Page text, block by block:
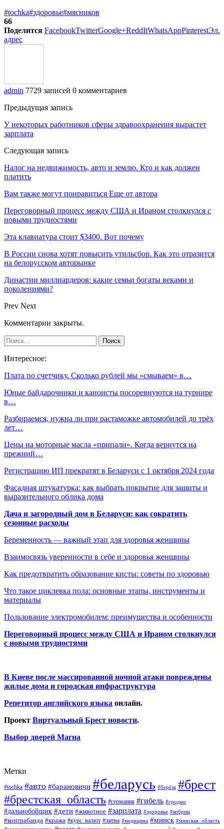
#tochka#здоровье#мясников
66
Поделится FacebookTwitterGoogle+ReddItWhatsAppPinterestЭл.
адрес
admin 7729 записей 0 комментариев
Предыдущая запись
У некоторых работников сферы здравоохранения вырастет
зарплата
Следующая запись
Налог на недвижимость, авто и землю. Кто и как должен
платить
Вам также могут понравиться Еще от автора
Переговорный процесс между США и Ираном столкнулся с
новыми трудностями
Эта клавиатура стоит $3400. Вот почему
В России снова хотят повысить утильсбор. Как это отразится
на белорусском авторынке
Династии миллиардеров: какие семьи богаты веками и
поколениями?
Prev Next
Комментарии закрыты.
Интересное:
Плата по счетчику. Сколько рублей мы «смываем» в…
Юные байдарочники и каноисты посоревнуются на турнире
в…
Разбираемся, нужна ли при растаможке автомобилей до трёх
лет…
Цены на моторные масла «припали». Когда вернутся на
прежний…
Регистрацию ИП прекратят в Беларуси с 1 октября 2024 года
Фасадная штукатурка: как выбрать покрытие для защиты и
выразительного облика дома
Дача и загородный дом в Беларуси: как сократить
сезонные расходы
Беременность — важный этап для здоровья женщины
Взаимосвязь уверенности в себе и здоровья женщины
Как предотвратить образование кисты: советы по здоровью
Что такое циклевка пола: основные этапы, инструменты и
материалы
Пользование электромобилем: преимущества и особенности
Переговорный процесс между США и Ираном столкнулся
с новыми трудностями
В Киеве после массированной ночной атаки повреждены
жилые дома и городская инфраструктура
Репетитор английского языка онлайн.
Проект Виртуальный Брест новости.
Выбор дверей Магна
Метки
#tochka #авто #барановичи #беларусь #берёза #брест
#брестская_область #германия #гибель #гродно
#дальнобойщик #дети #животное #зарплата #здоровье #кобрин
#контрабанда #кража #курс_валют #литва #медицина #минск #минская_область